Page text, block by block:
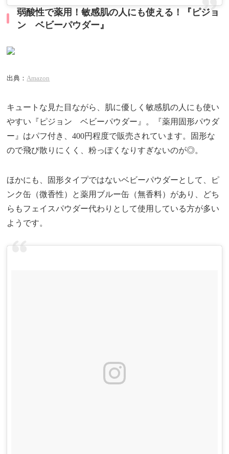
弱酸性で薬用！敏感肌の人にも使える！『ピジョ
ン ベビーパウダー』
出典： Amazon
キュートな見た目ながら、肌に優しく敏感肌の人にも使い
やすい『ピジョン ベビーパウダー』。『薬用固形パウダ
ー』はパフ付き、400円程度で販売されています。固形な
ので飛び散りにくく、粉っぽくなりすぎないのが◎。
ほかにも、固形タイプではないベビーパウダーとして、ピ
ンク缶（微香性）と薬用ブルー缶（無香料）があり、どち
らもフェイスパウダー代わりとして使用している方が多い
ようです。